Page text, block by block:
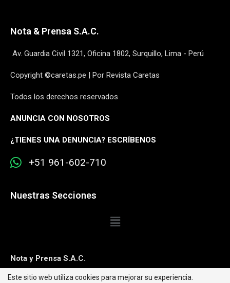
Nota & Prensa S.A.C.
Av. Guardia Civil 1321, Oficina 1802, Surquillo, Lima - Perú
Copyright ©caretas.pe | Por Revista Caretas
Todos los derechos reservados
ANUNCIA CON NOSOTROS
¿TIENES UNA DENUNCIA? ESCRÍBENOS
+51 961-602-710
Nuestras Secciones
Nota y Prensa S.A.C.
Contacto:editorweb@caretas.com.pe
Este sitio web utiliza cookies para mejorar su experiencia.